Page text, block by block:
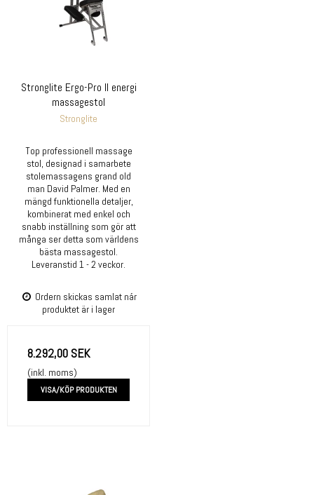
Stronglite Ergo-Pro II energi
massagestol
Stronglite
Top professionell massage
stol, designad i samarbete
stolemassagens grand old
man David Palmer. Med en
mängd funktionella detaljer,
kombinerat med enkel och
snabb inställning som gör att
många ser detta som världens
bästa massagestol.
Leveranstid 1 - 2 veckor.
Ordern skickas samlat nár
produktet är i lager
8.292,00 SEK
(inkl. moms)
VISA/KÖP PRODUKTEN